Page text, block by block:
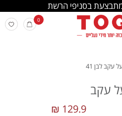
בסניפי הרשת
0
עקב לבן 41
עקב
129.9 ₪